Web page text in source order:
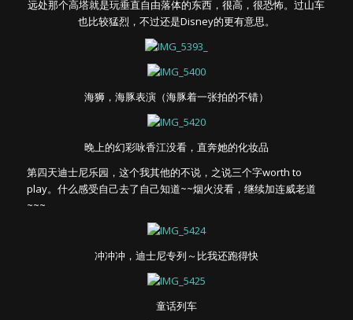
远处那个高塔就是玩垂直自由落体的东西，很高，很恐怖。过山车
也比较猛烈，不过还是Disney的更有意思。
海狮，海豚表演（海豚着一张拍的不错）
晚上的幻彩咏香江没看，直奔她的化妆品
第四天迪士尼乐园，这个我其他的不说，之说三个字worth to
play。什么感受自己去了自己知道~~烟火没看，继续加连威老道
~~~
冲冲冲，迪士尼专列～比我还跑得快
童话列车